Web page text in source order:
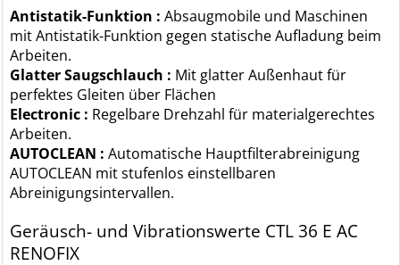
Antistatik-Funktion :Absaugmobile und Maschinen
mit Antistatik-Funktion gegen statische Aufladung beim
Arbeiten.
Glatter Saugschlauch : Mit glatter Außenhaut für
perfektes Gleiten über Flächen
Electronic : Regelbare Drehzahl für materialgerechtes
Arbeiten.
AUTOCLEAN :Automatische Hauptfilterabreinigung
AUTOCLEAN mit stufenlos einstellbaren
Abreinigungsintervallen.
Geräusch- und Vibrationswerte CTL 36 E AC
RENOFIX